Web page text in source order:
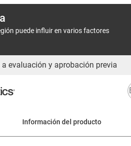
puede influir en varios factores
evaluación y aprobación previa
Información del producto